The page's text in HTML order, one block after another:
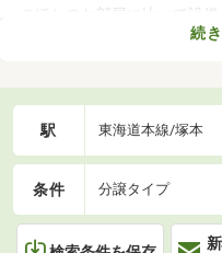
のほかのお部屋に比べて設
には高級感のある内装に整
貸物件のなかから、気にな
続
駅 東海道本線/塚本
条件 分譲タイプ